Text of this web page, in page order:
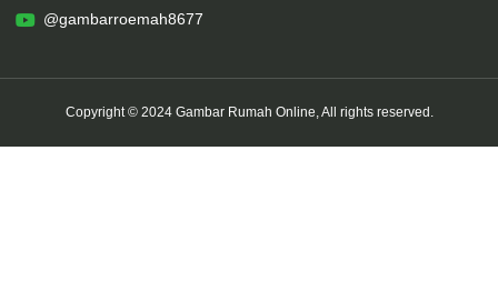
@gambarroemah8677
Copyright © 2024 Gambar Rumah Online, All rights reserved.